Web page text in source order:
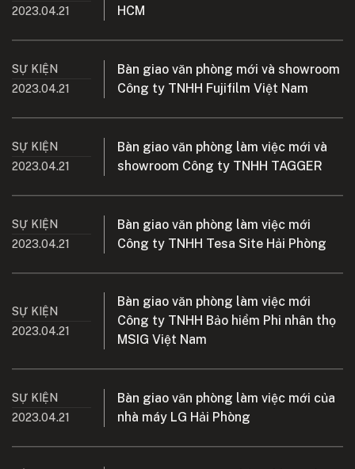
2023.04.21
HCM
SỰ KIỆN
2023.04.21
Bàn giao văn phòng mới và showroom
Công ty TNHH Fujifilm Việt Nam
SỰ KIỆN
2023.04.21
Bàn giao văn phòng làm việc mới và
showroom Công ty TNHH TAGGER
SỰ KIỆN
2023.04.21
Bàn giao văn phòng làm việc mới
Công ty TNHH Tesa Site Hải Phòng
SỰ KIỆN
2023.04.21
Bàn giao văn phòng làm việc mới
Công ty TNHH Bảo hiểm Phi nhân thọ
MSIG Việt Nam
SỰ KIỆN
2023.04.21
Bàn giao văn phòng làm việc mới của
nhà máy LG Hải Phòng